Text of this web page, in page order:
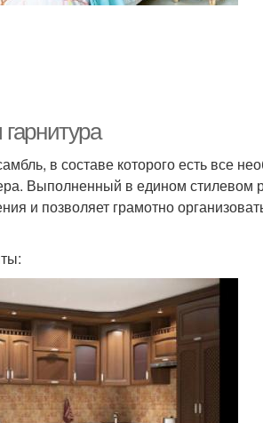
в составе которого есть все
Выполненный в едином стилевом
и позволяет грамотно